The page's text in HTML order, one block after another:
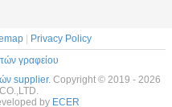
Privacy Policy
γραφείου
supplier. Copyright © 2019 - 2026
by ECER